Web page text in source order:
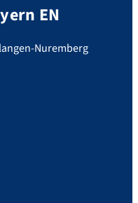
EN
Nuremberg